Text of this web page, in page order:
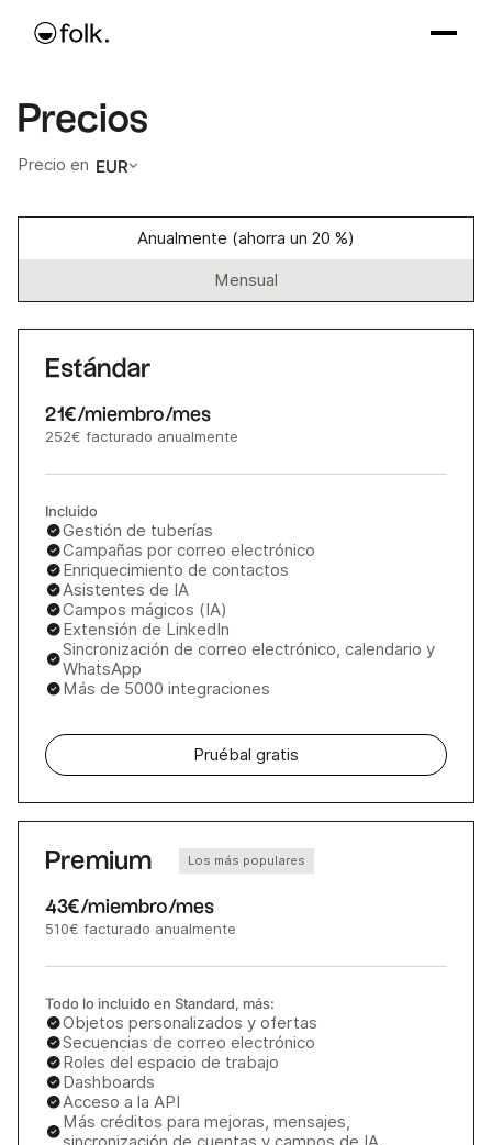
Precios
Precio en EUR
Anualmente (ahorra un 20 %)
Mensual
Estándar
21€/miembro/mes
252€ facturado anualmente
Incluido
Gestión de tuberías
Campañas por correo electrónico
Enriquecimiento de contactos
Asistentes de IA
Campos mágicos (IA)
Extensión de LinkedIn
Sincronización de correo electrónico, calendario y
WhatsApp
Más de 5000 integraciones
Pruébal gratis
Premium
43€/miembro/mes
510€ facturado anualmente
Todo lo incluido en Standard, más:
Objetos personalizados y ofertas
Secuencias de correo electrónico
Roles del espacio de trabajo
Dashboards
Acceso a la API
Más créditos para mejoras, mensajes,
Los más populares